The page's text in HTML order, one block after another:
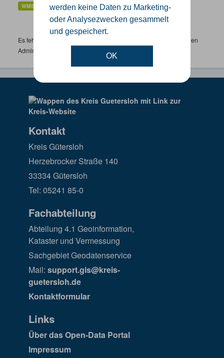
werden keine Daten zu Marketing-
oder Analysezwecken gesammelt
und gespeichert.
OK
WMS
Es fehlen spezifische Datensätze? Wenden Sie sich bitte an einen
Administrator unter:
Kontakt
Kreis Gütersloh
Herzebrocker Straße 140
33334 Gütersloh
Tel: 05241 85-0
Fachabteilung
Abteilung 4.1 Geoinformation,
Kataster und Vermessung
Sachgebiet Geodatenservice
Mail: support.gis@kreis-
guetersloh.de
Kontaktformular
Links
Über das Open-Data Portal
Impressum